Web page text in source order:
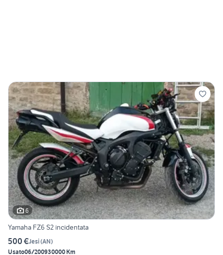
6
Yamaha FZ6 S2 incidentata
500 €Jesi(AN)
Usato06/200930000 Km